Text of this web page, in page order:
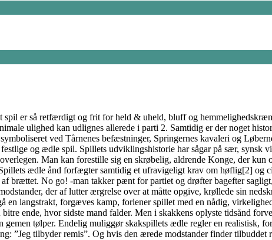
er så retfærdigt og frit for held & uheld, bluff og
ulighed kan udlignes allerede i parti 2. Samtidig er der noget
ved Tårnenes befæstninger, Springernes kavaleri og
og ædle spil. Spillets udviklingshistorie har sågar på sær, synsk
Man kan forestille sig en skrøbelig, aldrende Konge, der kun
ædle ånd forfægter samtidig et ufravigeligt krav om høflig[2] og
brættet. No go! -man takker pænt for partiet og drøfter bagefter
der af lutter ærgrelse over at måtte opgive, krøllede sin
langstrakt, forgæves kamp, forlener spillet med en nådig,
ende, hvor sidste mand falder. Men i skakkens oplyste tidsånd
tølper. Endelig muliggør skakspillets ædle regler en realistisk,
”Jeg tilbyder remis”. Og hvis den ærede modstander finder